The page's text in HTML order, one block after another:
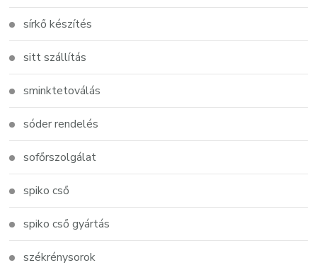
sírkő készítés
sitt szállítás
sminktetoválás
sóder rendelés
sofőrszolgálat
spiko cső
spiko cső gyártás
székrénysorok